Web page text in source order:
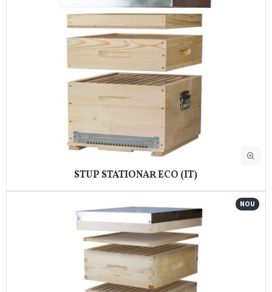
STUP STATIONAR ECO (IT)
NOU